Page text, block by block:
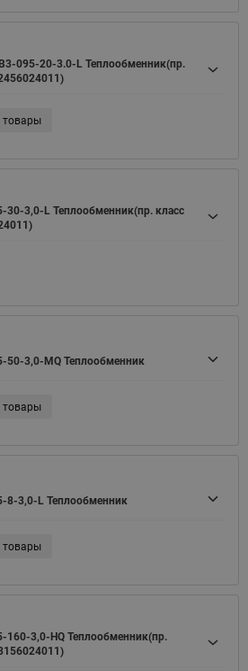
095-20-3.0-L Теплообменник(пр.
товары
30-3,0-L Теплообменник(пр. класс
50-3,0-MQ Теплообменник
товары
8-3,0-L Теплообменник
товары
160-3,0-HQ Теплообменник(пр.